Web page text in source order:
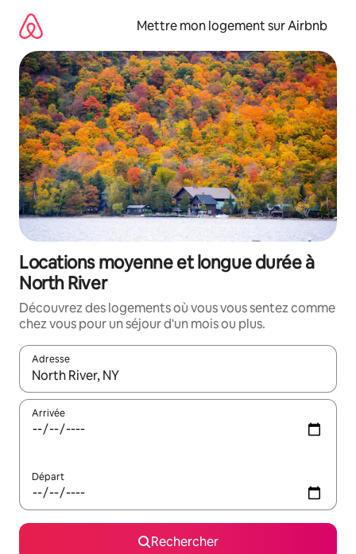
directement
contenu
Mettre mon logement sur Airbnb
Locations moyenne et longue durée à
North River
Découvrez des logements où vous vous sentez comme
chez vous pour un séjour d'un mois ou plus.
Adresse
Lorsque les résultats s'affichent, utilisez les flèches vers le
Arrivée
Départ
Rechercher